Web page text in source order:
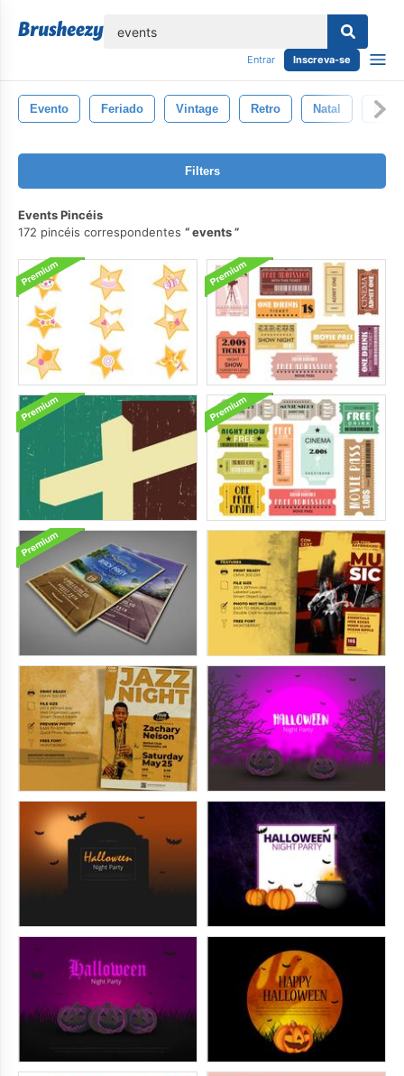
Entrar Inscreva-se
Evento Feriado Vintage Retro Natal Novo
Filters
Events Pincéis
172 pincéis correspondentes
events